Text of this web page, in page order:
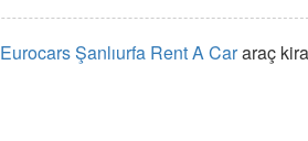
Eurocars Şanlıurfa Rent A Cararaç